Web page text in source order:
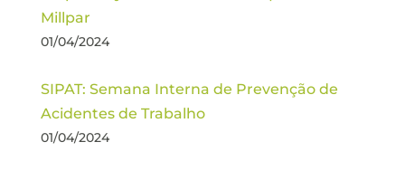
Millpar
01/04/2024
SIPAT: Semana Interna de Prevenção de
Acidentes de Trabalho
01/04/2024